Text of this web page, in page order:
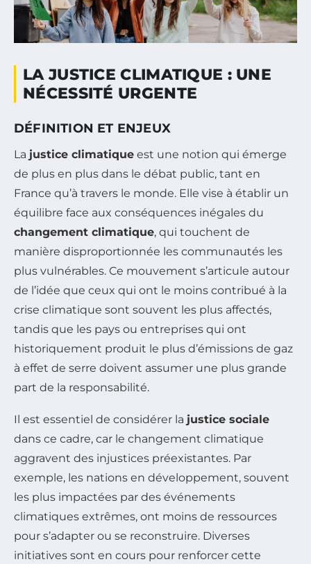
LA JUSTICE CLIMATIQUE : UNE
NÉCESSITÉ URGENTE
DÉFINITION ET ENJEUX
La justice climatique est une notion qui émerge
de plus en plus dans le débat public, tant en
France qu’à travers le monde. Elle vise à établir un
équilibre face aux conséquences inégales du
changement climatique, qui touchent de
manière disproportionnée les communautés les
plus vulnérables. Ce mouvement s’articule autour
de l’idée que ceux qui ont le moins contribué à la
crise climatique sont souvent les plus affectés,
tandis que les pays ou entreprises qui ont
historiquement produit le plus d’émissions de gaz
à effet de serre doivent assumer une plus grande
part de la responsabilité.
Il est essentiel de considérer la justice sociale
dans ce cadre, car le changement climatique
aggravent des injustices préexistantes. Par
exemple, les nations en développement, souvent
les plus impactées par des événements
climatiques extrêmes, ont moins de ressources
pour s’adapter ou se reconstruire. Diverses
initiatives sont en cours pour renforcer cette